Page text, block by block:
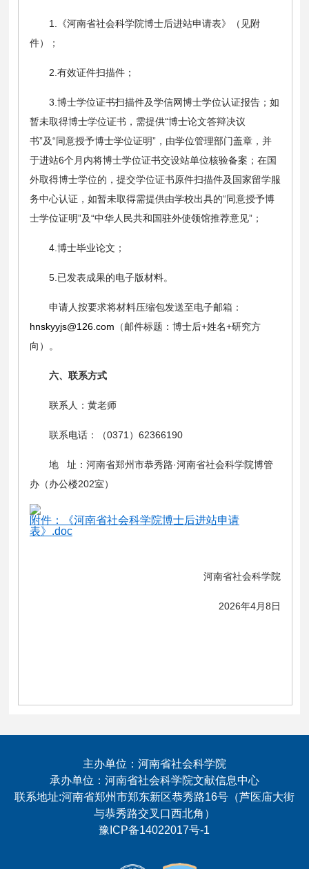
1.《河南省社会科学院博士后进站申请表》（见附
件）；
2.有效证件扫描件；
3.博士学位证书扫描件及学信网博士学位认证报告；如
暂未取得博士学位证书，需提供“博士论文答辩决议
书”及“同意授予博士学位证明”，由学位管理部门盖章，并
于进站6个月内将博士学位证书交设站单位核验备案；在国
外取得博士学位的，提交学位证书原件扫描件及国家留学服
务中心认证，如暂未取得需提供由学校出具的“同意授予博
士学位证明”及“中华人民共和国驻外使领馆推荐意见”；
4.博士毕业论文；
5.已发表成果的电子版材料。
申请人按要求将材料压缩包发送至电子邮箱：
hnskyyjs@126.com （邮件标题：博士后+姓名+研究方
向）。
六、联系方式
联系人：黄老师
联系电话：（0371）62366190
地 址：河南省郑州市恭秀路·河南省社会科学院博管
办（办公楼202室）
附件：《河南省社会科学院博士后进站申请
表》.doc
河南省社会科学院
2026年4月8日
主办单位：河南省社会科学院
承办单位：河南省社会科学院文献信息中心
联系地址:河南省郑州市郑东新区恭秀路16号（芦医庙大街
与恭秀路交叉口西北角）
豫ICP备14022017号-1